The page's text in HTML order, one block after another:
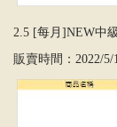
2.5 [每月]NEW中
販賣時間：2022/